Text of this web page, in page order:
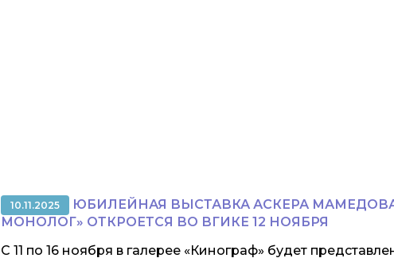
10.11.2025
ЮБИЛЕЙНАЯ ВЫСТАВКА АСКЕРА
МОНОЛОГ» ОТКРОЕТСЯ ВО ВГИКЕ 12 НОЯБРЯ
С 11 по 16 ноября в галерее «Кинограф» будет